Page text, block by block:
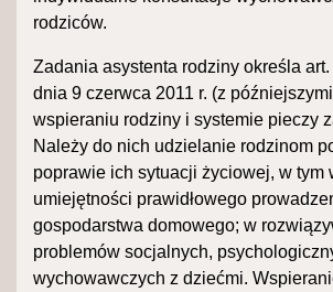
rodziców.
Zadania asystenta rodziny określa
dnia 9 czerwca 2011 r. (z
wspieraniu rodziny i systemie pieczy
Należy do nich udzielanie rodzinom
poprawie ich sytuacji życiowej, w tym
umiejętności prawidłowego
gospodarstwa domowego; w
problemów socjalnych,
wychowawczych z dziećmi.